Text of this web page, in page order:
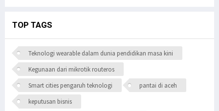
TOP TAGS
Teknologi wearable dalam dunia pendidikan masa kini
Kegunaan dari mikrotik routeros
Smart cities pengaruh teknologi
pantai di aceh
keputusan bisnis